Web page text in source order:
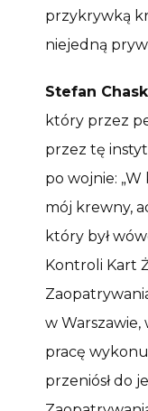
przykrywką
niejedną
Stefan
który przez
przez tę
po wojnie:
mój krewny,
który był
Kontroli Kart
w Warszawie,
pracę
przeniósł do